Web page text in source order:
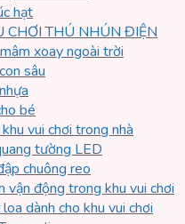
hạt
CHƠI THÚ NHÚN ĐIỆN
xoay ngoài trời
sâu
bé
vui chơi trong nhà
tường LED
chuông reo
vận động trong khu vui chơi
dành cho khu vui chơi